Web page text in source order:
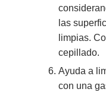
las
limpias.
cepillado.
Ayuda a
con una